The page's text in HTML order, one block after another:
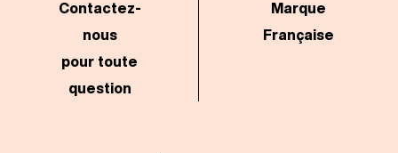
Contactez-
nous
pour toute
question
Marque
Française